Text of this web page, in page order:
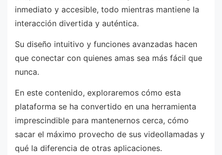
inmediato y accesible, todo mientras mantiene la
interacción divertida y auténtica.
Su diseño intuitivo y funciones avanzadas hacen
que conectar con quienes amas sea más fácil que
nunca.
En este contenido, exploraremos cómo esta
plataforma se ha convertido en una herramienta
imprescindible para mantenernos cerca, cómo
sacar el máximo provecho de sus videollamadas y
qué la diferencia de otras aplicaciones.